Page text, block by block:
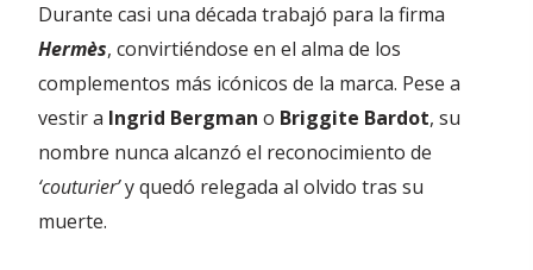
Durante casi una década trabajó para la firma
Hermès, convirtiéndose en el alma de los
complementos más icónicos de la marca. Pese a
vestir a Ingrid Bergman o Briggite Bardot, su
nombre nunca alcanzó el reconocimiento de
‘couturier’y quedó relegada al olvido tras su
muerte.